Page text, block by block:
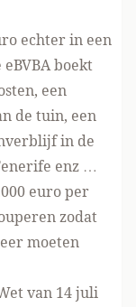
echter in een
boekt
een
de tuin, een
in de
enz …
euro per
zodat
moeten
van 14 juli